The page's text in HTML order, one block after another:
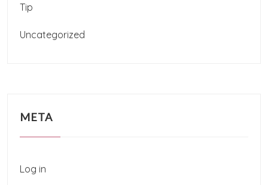
Tip
Uncategorized
META
Log in